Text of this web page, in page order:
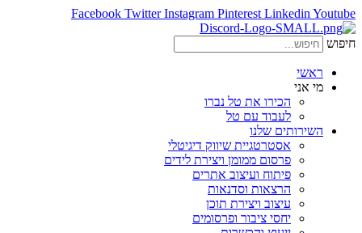
Facebook Twitter Instagram Pinterest Linkedin Youtube
חיפוש
ראשי
מי אני
הכירו את טל נברו
לעבוד עם טל
השירותים שלנו
אסטרטגיית שיווק דיגיטלי
פרסום ממומן ויצירת לידים
פיתוח ועיצוב אתרים
הרצאות וסדנאות
עיצוב ויצירת תוכן
יחסי ציבור ופרסומים